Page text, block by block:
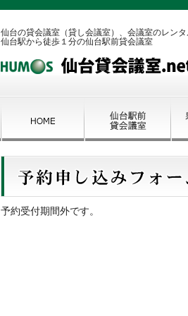
仙台の貸会議室（貸し会議室）、会議室のレン
仙台駅から徒歩１分の仙台駅前貸会議室
予約受付期間外です。